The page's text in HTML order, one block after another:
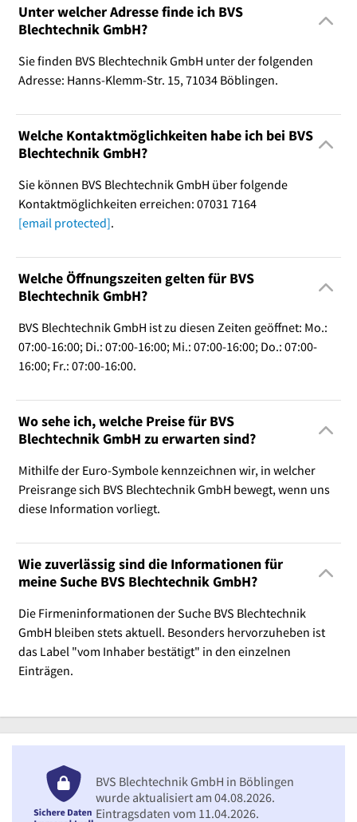
Unter welcher Adresse finde ich BVS
Blechtechnik GmbH?
Sie finden BVS Blechtechnik GmbH unter der folgenden
Adresse: Hanns-Klemm-Str. 15, 71034 Böblingen.
Welche Kontaktmöglichkeiten habe ich bei BVS
Blechtechnik GmbH?
Sie können BVS Blechtechnik GmbH über folgende
Kontaktmöglichkeiten erreichen: 07031 7164
[email protected].
Welche Öffnungszeiten gelten für BVS
Blechtechnik GmbH?
BVS Blechtechnik GmbH ist zu diesen Zeiten geöffnet: Mo.:
07:00-16:00; Di.: 07:00-16:00; Mi.: 07:00-16:00; Do.: 07:00-
16:00; Fr.: 07:00-16:00.
Wo sehe ich, welche Preise für BVS
Blechtechnik GmbH zu erwarten sind?
Mithilfe der Euro-Symbole kennzeichnen wir, in welcher
Preisrange sich BVS Blechtechnik GmbH bewegt, wenn uns
diese Information vorliegt.
Wie zuverlässig sind die Informationen für
meine Suche BVS Blechtechnik GmbH?
Die Firmeninformationen der Suche BVS Blechtechnik
GmbH bleiben stets aktuell. Besonders hervorzuheben ist
das Label "vom Inhaber bestätigt" in den einzelnen
Einträgen.
BVS Blechtechnik GmbH in Böblingen
wurde aktualisiert am 04.08.2026.
Eintragsdaten vom 11.04.2026.